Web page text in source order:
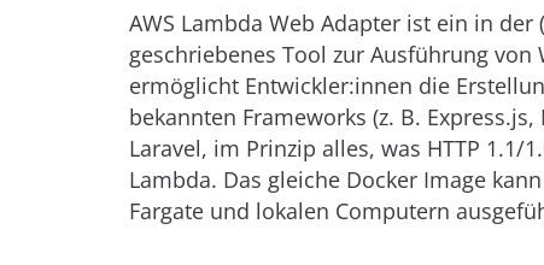
AWS Lambda Web Adapter ist ein in
geschriebenes Tool zur Ausführung von
ermöglicht Entwickler:innen die
bekannten Frameworks (z. B.
Laravel, im Prinzip alles, was HTTP 1.1/
Lambda. Das gleiche Docker Image
Fargate und lokalen Computern